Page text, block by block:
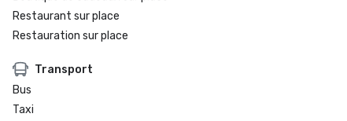
Restaurant sur place
Restauration sur place
Transport
Bus
Taxi